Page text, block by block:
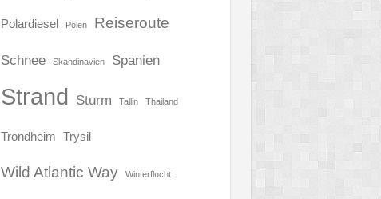
Polardiesel Polen Reiseroute
Schnee Skandinavien Spanien
Strand Sturm Tallin Thailand
Trondheim Trysil
Wild Atlantic Way Winterflucht